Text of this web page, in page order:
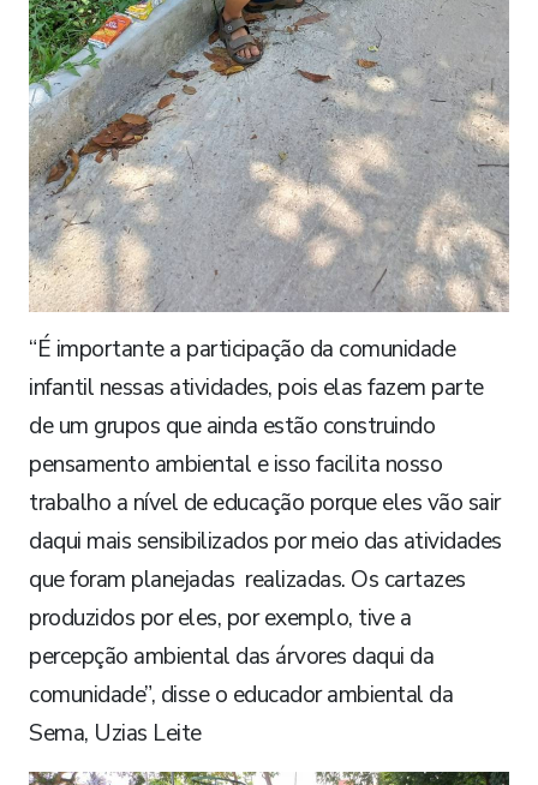
“É importante a participação da comunidade
infantil nessas atividades, pois elas fazem parte
de um grupos que ainda estão construindo
pensamento ambiental e isso facilita nosso
trabalho a nível de educação porque eles vão sair
daqui mais sensibilizados por meio das atividades
que foram planejadas realizadas. Os cartazes
produzidos por eles, por exemplo, tive a
percepção ambiental das árvores daqui da
comunidade”, disse o educador ambiental da
Sema, Uzias Leite